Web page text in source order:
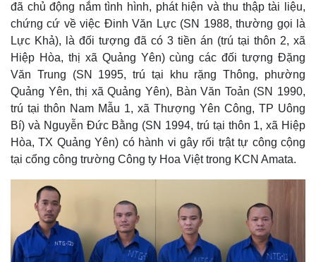
e
đã chủ động nắm tình hình, phát hiện và thu thập tài liệu,
chứng cứ về việc Đinh Văn Lực (SN 1988, thường gọi là
Lực Khả), là đối tượng đã có 3 tiền án (trú tại thôn 2, xã
Hiệp Hòa, thị xã Quảng Yên) cùng các đối tượng Đặng
Văn Trung (SN 1995, trú tại khu rặng Thông, phường
Quảng Yên, thị xã Quảng Yên), Bàn Văn Toản (SN 1990,
trú tại thôn Nam Mẫu 1, xã Thượng Yên Công, TP Uông
Bí) và Nguyễn Đức Bằng (SN 1994, trú tại thôn 1, xã Hiệp
Hòa, TX Quảng Yên) có hành vi gây rối trật tự công cộng
tại cổng công trường Công ty Hoa Việt trong KCN Amata.